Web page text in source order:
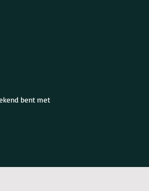
bent met